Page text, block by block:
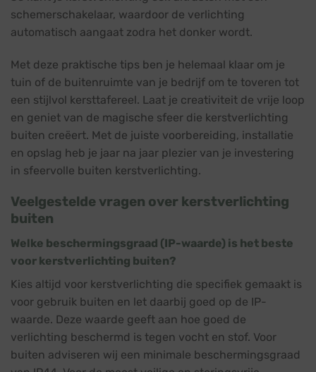
schemerschakelaar, waardoor de verlichting
automatisch aangaat zodra het donker wordt.
Met deze praktische tips ben je helemaal klaar om je
tuin of de buitenruimte van je bedrijf om te toveren tot
een stijlvol kersttafereel. Laat je creativiteit de vrije loop
en geniet van de magische sfeer die kerstverlichting
buiten creëert. Met de juiste voorbereiding, installatie
en opslag heb je jaar na jaar plezier van je investering
in sfeervolle buiten kerstverlichting.
Veelgestelde vragen over kerstverlichting
buiten
Welke beschermingsgraad (IP-waarde) is het beste
voor kerstverlichting buiten?
Kies altijd voor kerstverlichting die specifiek gemaakt is
voor gebruik buiten en let daarbij goed op de IP-
waarde. Deze waarde geeft aan hoe goed de
verlichting beschermd is tegen vocht en stof. Voor
buiten adviseren wij een minimale beschermingsgraad